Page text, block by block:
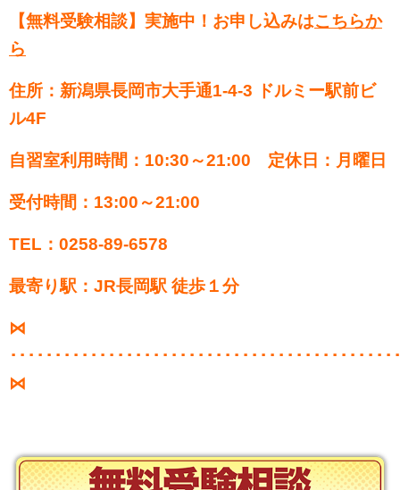
【無料受験相談】実施中！お申し込みはこちらか
ら
住所：新潟県長岡市大手通1-4-3 ドルミー駅前ビ
ル4F
自習室利用時間：10:30～21:00 定休日：月曜日
受付時間：13:00～21:00
TEL：0258-89-6578
最寄り駅：JR長岡駅 徒歩１分
⋈
･･･････････････････････････････････････････
⋈